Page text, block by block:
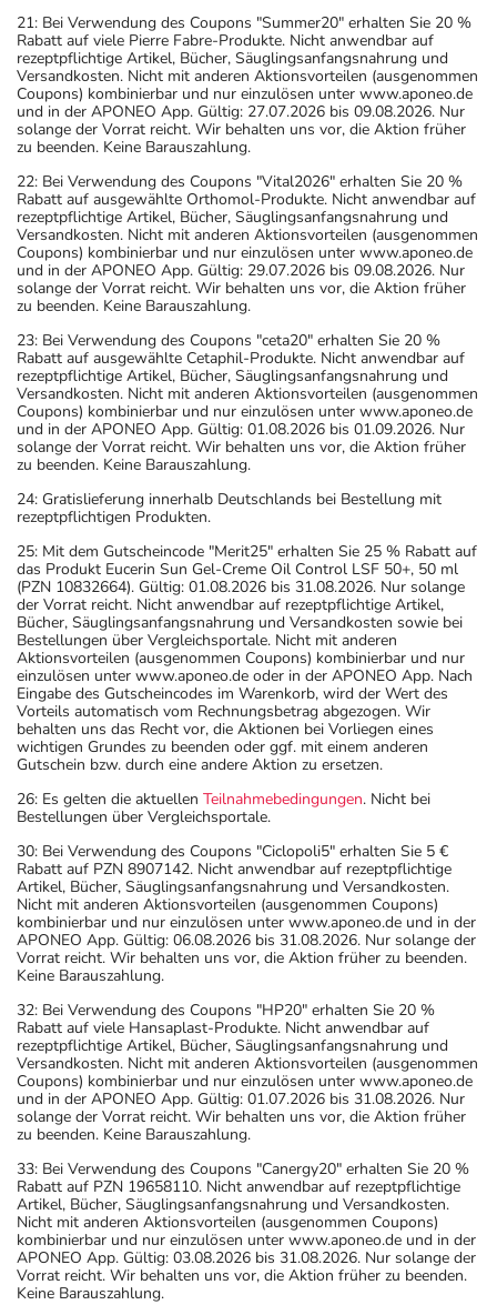
21: Bei Verwendung des Coupons "Summer20" erhalten Sie 20 %
Rabatt auf viele Pierre Fabre-Produkte. Nicht anwendbar auf
rezeptpflichtige Artikel, Bücher, Säuglingsanfangsnahrung und
Versandkosten. Nicht mit anderen Aktionsvorteilen (ausgenommen
Coupons) kombinierbar und nur einzulösen unter www.aponeo.de
und in der APONEO App. Gültig: 27.07.2026 bis 09.08.2026. Nur
solange der Vorrat reicht. Wir behalten uns vor, die Aktion früher
zu beenden. Keine Barauszahlung.
22: Bei Verwendung des Coupons "Vital2026" erhalten Sie 20 %
Rabatt auf ausgewählte Orthomol-Produkte. Nicht anwendbar auf
rezeptpflichtige Artikel, Bücher, Säuglingsanfangsnahrung und
Versandkosten. Nicht mit anderen Aktionsvorteilen (ausgenommen
Coupons) kombinierbar und nur einzulösen unter www.aponeo.de
und in der APONEO App. Gültig: 29.07.2026 bis 09.08.2026. Nur
solange der Vorrat reicht. Wir behalten uns vor, die Aktion früher
zu beenden. Keine Barauszahlung.
23: Bei Verwendung des Coupons "ceta20" erhalten Sie 20 %
Rabatt auf ausgewählte Cetaphil-Produkte. Nicht anwendbar auf
rezeptpflichtige Artikel, Bücher, Säuglingsanfangsnahrung und
Versandkosten. Nicht mit anderen Aktionsvorteilen (ausgenommen
Coupons) kombinierbar und nur einzulösen unter www.aponeo.de
und in der APONEO App. Gültig: 01.08.2026 bis 01.09.2026. Nur
solange der Vorrat reicht. Wir behalten uns vor, die Aktion früher
zu beenden. Keine Barauszahlung.
24: Gratislieferung innerhalb Deutschlands bei Bestellung mit
rezeptpflichtigen Produkten.
25: Mit dem Gutscheincode "Merit25" erhalten Sie 25 % Rabatt auf
das Produkt Eucerin Sun Gel-Creme Oil Control LSF 50+, 50 ml
(PZN 10832664). Gültig: 01.08.2026 bis 31.08.2026. Nur solange
der Vorrat reicht. Nicht anwendbar auf rezeptpflichtige Artikel,
Bücher, Säuglingsanfangsnahrung und Versandkosten sowie bei
Bestellungen über Vergleichsportale. Nicht mit anderen
Aktionsvorteilen (ausgenommen Coupons) kombinierbar und nur
einzulösen unter www.aponeo.de oder in der APONEO App. Nach
Eingabe des Gutscheincodes im Warenkorb, wird der Wert des
Vorteils automatisch vom Rechnungsbetrag abgezogen. Wir
behalten uns das Recht vor, die Aktionen bei Vorliegen eines
wichtigen Grundes zu beenden oder ggf. mit einem anderen
Gutschein bzw. durch eine andere Aktion zu ersetzen.
26: Es gelten die aktuellen Teilnahmebedingungen. Nicht bei
Bestellungen über Vergleichsportale.
30: Bei Verwendung des Coupons "Ciclopoli5" erhalten Sie 5 €
Rabatt auf PZN 8907142. Nicht anwendbar auf rezeptpflichtige
Artikel, Bücher, Säuglingsanfangsnahrung und Versandkosten.
Nicht mit anderen Aktionsvorteilen (ausgenommen Coupons)
kombinierbar und nur einzulösen unter www.aponeo.de und in der
APONEO App. Gültig: 06.08.2026 bis 31.08.2026. Nur solange der
Vorrat reicht. Wir behalten uns vor, die Aktion früher zu beenden.
Keine Barauszahlung.
32: Bei Verwendung des Coupons "HP20" erhalten Sie 20 %
Rabatt auf viele Hansaplast-Produkte. Nicht anwendbar auf
rezeptpflichtige Artikel, Bücher, Säuglingsanfangsnahrung und
Versandkosten. Nicht mit anderen Aktionsvorteilen (ausgenommen
Coupons) kombinierbar und nur einzulösen unter www.aponeo.de
und in der APONEO App. Gültig: 01.07.2026 bis 31.08.2026. Nur
solange der Vorrat reicht. Wir behalten uns vor, die Aktion früher
zu beenden. Keine Barauszahlung.
33: Bei Verwendung des Coupons "Canergy20" erhalten Sie 20 %
Rabatt auf PZN 19658110. Nicht anwendbar auf rezeptpflichtige
Artikel, Bücher, Säuglingsanfangsnahrung und Versandkosten.
Nicht mit anderen Aktionsvorteilen (ausgenommen Coupons)
kombinierbar und nur einzulösen unter www.aponeo.de und in der
APONEO App. Gültig: 03.08.2026 bis 31.08.2026. Nur solange der
Vorrat reicht. Wir behalten uns vor, die Aktion früher zu beenden.
Keine Barauszahlung.